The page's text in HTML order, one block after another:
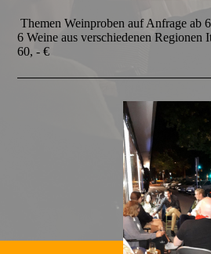
Themen Weinproben auf Anfrage ab
6 Weine aus verschiedenen
60, - €